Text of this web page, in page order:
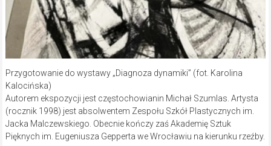
Przygotowanie do wystawy „Diagnoza dynamiki” (fot. Karolina
Kalocińska)
Autorem ekspozycji jest częstochowianin Michał Szumlas. Artysta
(rocznik 1998) jest absolwentem Zespołu Szkół Plastycznych im.
Jacka Malczewskiego. Obecnie kończy zaś Akademię Sztuk
Pięknych im. Eugeniusza Gepperta we Wrocławiu na kierunku rzeźby.